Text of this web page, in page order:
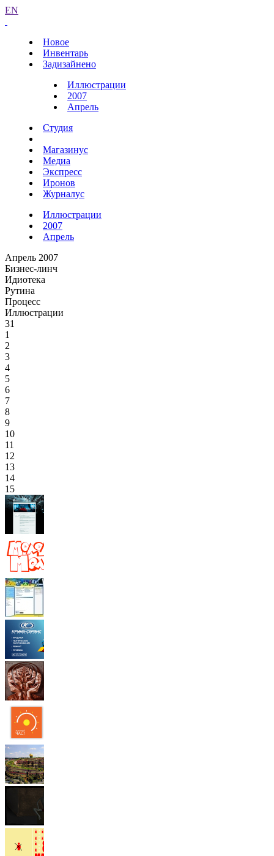
EN
Новое
Инвентарь
Задизайнено
Иллюстрации
2007
Апрель
Студия
Магазинус
Медиа
Экспресс
Иронов
Журналус
Иллюстрации
2007
Апрель
Апрель 2007
Бизнес-линч
Идиотека
Рутина
Процесс
Иллюстрации
31
1
2
3
4
5
6
7
8
9
10
11
12
13
14
15